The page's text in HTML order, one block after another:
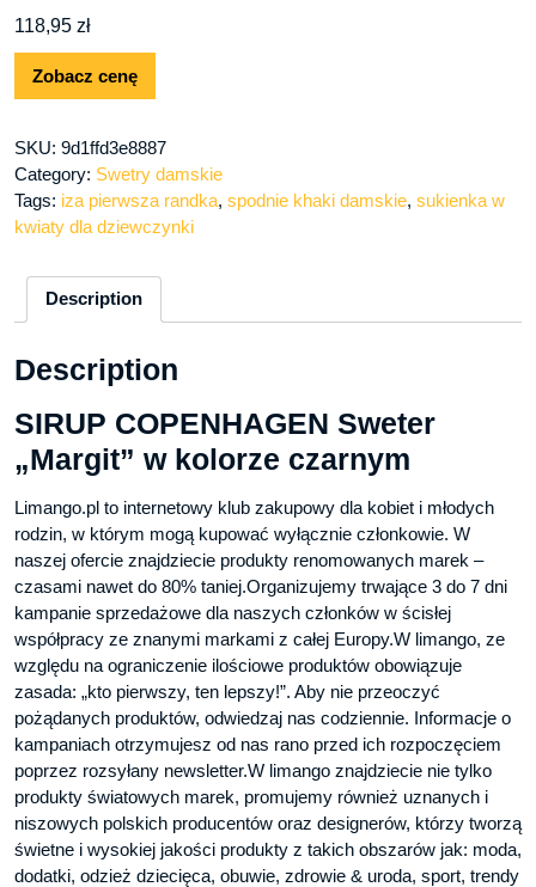
118,95 zł
Zobacz cenę
SKU: 9d1ffd3e8887
Category: Swetry damskie
Tags: iza pierwsza randka, spodnie khaki damskie, sukienka w
kwiaty dla dziewczynki
Description
Description
SIRUP COPENHAGEN Sweter
„Margit” w kolorze czarnym
Limango.pl to internetowy klub zakupowy dla kobiet i młodych
rodzin, w którym mogą kupować wyłącznie członkowie. W
naszej ofercie znajdziecie produkty renomowanych marek –
czasami nawet do 80% taniej.Organizujemy trwające 3 do 7 dni
kampanie sprzedażowe dla naszych członków w ścisłej
współpracy ze znanymi markami z całej Europy.W limango, ze
względu na ograniczenie ilościowe produktów obowiązuje
zasada: „kto pierwszy, ten lepszy!”. Aby nie przeoczyć
pożądanych produktów, odwiedzaj nas codziennie. Informacje o
kampaniach otrzymujesz od nas rano przed ich rozpoczęciem
poprzez rozsyłany newsletter.W limango znajdziecie nie tylko
produkty światowych marek, promujemy również uznanych i
niszowych polskich producentów oraz designerów, którzy tworzą
świetne i wysokiej jakości produkty z takich obszarów jak: moda,
dodatki, odzież dziecięca, obuwie, zdrowie & uroda, sport, trendy